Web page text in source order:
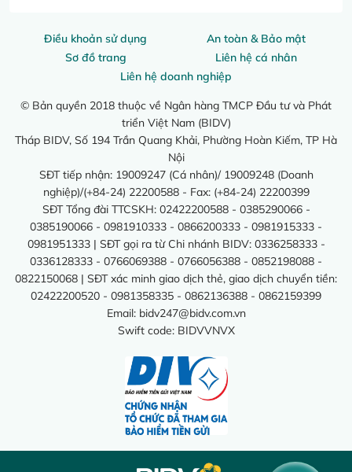
Điều khoản sử dụng
An toàn & Bảo mật
Sơ đồ trang
Liên hệ cá nhân
Liên hệ doanh nghiệp
© Bản quyền 2018 thuộc về Ngân hàng TMCP Đầu tư và Phát
triển Việt Nam (BIDV)
Tháp BIDV, Số 194 Trần Quang Khải, Phường Hoàn Kiếm, TP Hà
Nội
SĐT tiếp nhận: 19009247 (Cá nhân)/ 19009248 (Doanh
nghiệp)/(+84-24) 22200588 - Fax: (+84-24) 22200399
SĐT Tổng đài TTCSKH: 02422200588 - 0385290066 -
0385190066 - 0981910333 - 0866200333 - 0981915333 -
0981951333 | SĐT gọi ra từ Chi nhánh BIDV: 0336258333 -
0336128333 - 0766069388 - 0766056388 - 0852198088 -
0822150068 | SĐT xác minh giao dịch thẻ, giao dịch chuyển tiền:
02422200520 - 0981358335 - 0862136388 - 0862159399
Email: bidv247@bidv.com.vn
Swift code: BIDVVNVX